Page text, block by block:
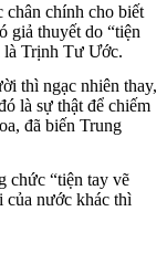
chính cho biết
giả thuyết do “tiện
là Trịnh Tư Ước.
thì ngạc nhiên thay,
là sự thật để chiếm
đã biến Trung
chức “tiện tay vẽ
của nước khác thì